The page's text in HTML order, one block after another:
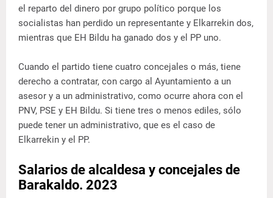
el reparto del dinero por grupo político porque los
socialistas han perdido un representante y Elkarrekin dos,
mientras que EH Bildu ha ganado dos y el PP uno.
Cuando el partido tiene cuatro concejales o más, tiene
derecho a contratar, con cargo al Ayuntamiento a un
asesor y a un administrativo, como ocurre ahora con el
PNV, PSE y EH Bildu. Si tiene tres o menos ediles, sólo
puede tener un administrativo, que es el caso de
Elkarrekin y el PP.